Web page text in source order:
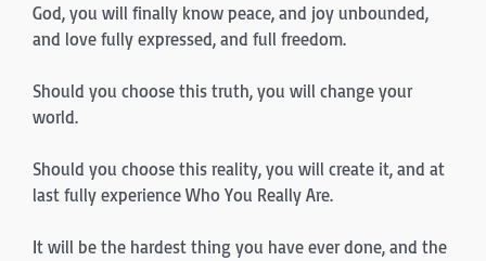
God, you will finally know peace, and joy unbounded,
and love fully expressed, and full freedom.
Should you choose this truth, you will change your
world.
Should you choose this reality, you will create it, and at
last fully experience Who You Really Are.
It will be the hardest thing you have ever done, and the